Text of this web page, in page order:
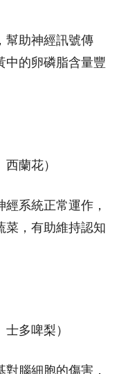
幫助神經訊號傳
中的卵磷脂含量豐
蘭花）
系統正常運作，
菜，有助維持認知
多啤梨）
腦細胞的傷害，